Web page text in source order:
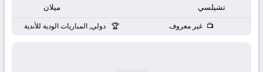
مباشر
تشيلسي ميلان
غير معروف دولي, المباريات الودية للأندية